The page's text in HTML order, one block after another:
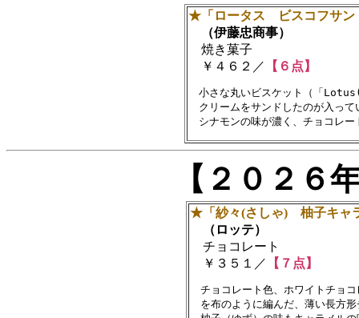
★「ロータス ビスコフサン
（伊藤忠商事）
焼き菓子
￥４６２／ 【６点】
小さな丸いビスケット（「
クリームをサンドしたのが入って
【２０２
★「紗々(さしゃ) 柚子キャ
（ロッテ）
チョコレート
￥３５１／ 【７点】
チョコレート色、ホワイトチョ
を布のように編んだ、薄い長方